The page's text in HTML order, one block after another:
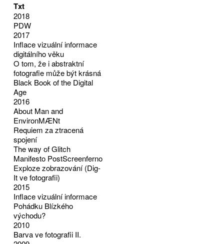
Txt
2018
PDW
2017
Inflace vizuální informace
digitálního věku
O tom, že i abstraktní
fotografie může být krásná
Black Book of the Digital
Age
2016
About Man and
EnvironMÆNt
Requiem za ztracená
spojení
The way of Glitch
Manifesto PostScreenferno
Exploze zobrazování (Dig-
It ve fotografii)
2015
Inflace vizuální informace
Pohádku Blízkého
východu?
2010
Barva ve fotografii II.